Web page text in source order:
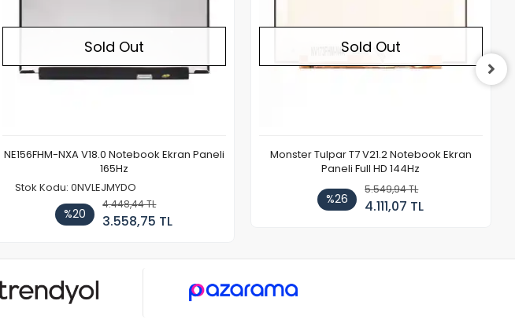
Sold Out
NE156FHM-NXA V18.0 Notebook Ekran Paneli
165Hz
Stok Kodu: 0NVLEJMYDO
%20
4.448,44 TL
3.558,75 TL
Sold Out
Monster Tulpar T7 V21.2 Notebook Ekran
Paneli Full HD 144Hz
%26
5.549,94 TL
4.111,07 TL